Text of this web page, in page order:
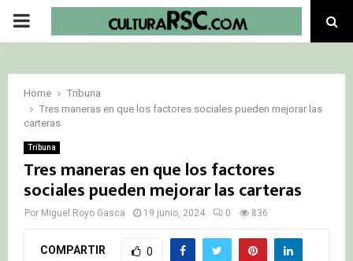
PRIMARY
Home
Tribuna
Tres maneras en que los factores sociales pueden mejorar las
carteras
Tribuna
Tres maneras en que los factores
sociales pueden mejorar las carteras
Por Miguel Royo Gasca 19 junio, 2024 0 836
COMPARTIR 0